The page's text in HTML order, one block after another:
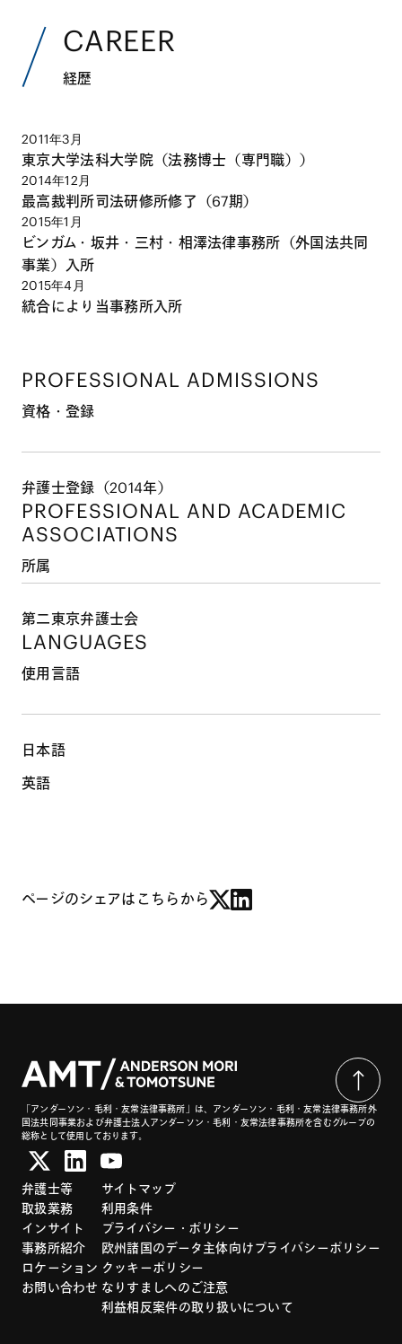
CAREER
経歴
2011年3月
東京大学法科大学院（法務博士（専門職））
2014年12月
最高裁判所司法研修所修了（67期）
2015年1月
ビンガム・坂井・三村・相澤法律事務所（外国法共同
事業）入所
2015年4月
統合により当事務所入所
PROFESSIONAL ADMISSIONS
資格・登録
弁護士登録（2014年）
PROFESSIONAL AND ACADEMIC
ASSOCIATIONS
所属
第二東京弁護士会
LANGUAGES
使用言語
日本語
英語
ページのシェアはこちらから
「アンダーソン・毛利・友常法律事務所」は、アンダーソン・毛利・友常法律事務所外
国法共同事業および弁護士法人アンダーソン・毛利・友常法律事務所を含むグループの
総称として使用しております。
弁護士等
取扱業務
インサイト
事務所紹介
ロケーション
お問い合わせ
サイトマップ
利用条件
プライバシー・ポリシー
欧州諸国のデータ主体向けプライバシーポリシー
クッキーポリシー
なりすましへのご注意
利益相反案件の取り扱いについて